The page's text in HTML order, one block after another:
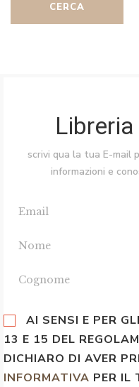
CERCA
scrivi qua la tua E-mail
informazioni e
AI SENSI E PER
13 E 15 DEL
DICHIARO DI AVER
INFORMATIVA PER IL